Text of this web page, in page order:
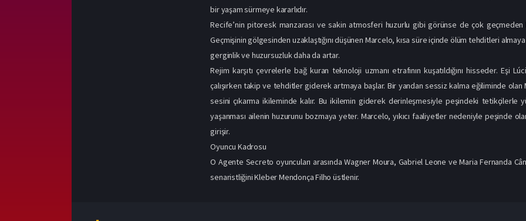
bir yaşam sürmeye kararlıdır.
Recife’nin pitoresk manzarası ve sakin atmosferi huzurlu gibi görünse de çok geçmeden
Geçmişinin gölgesinden uzaklaştığını düşünen Marcelo, kısa süre içinde ölüm tehditleri
gerginlik ve huzursuzluk daha da artar.
Rejim karşıtı çevrelerle bağ kuran teknoloji uzmanı etrafının kuşatıldığını hisseder. Eşi
çalışırken takip ve tehditler giderek artmaya başlar. Bir yandan sessiz kalma eğiliminde
sesini çıkarma ikileminde kalır. Bu ikilemin giderek derinleşmesiyle peşindeki tetikçilerle
yaşanması ailenin huzurunu bozmaya yeter. Marcelo, yıkıcı faaliyetler nedeniyle peşinde
girişir.
Oyuncu Kadrosu
O Agente Secreto oyuncuları arasında Wagner Moura, Gabriel Leone ve Maria Fernanda
senaristliğini Kleber Mendonça Filho üstlenir.